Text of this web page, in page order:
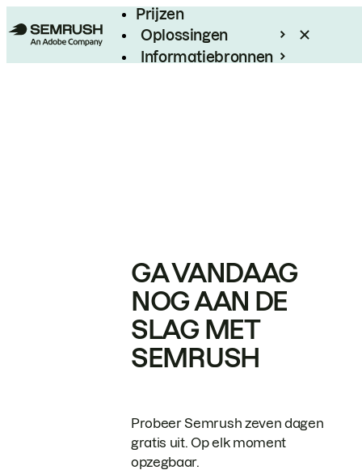
Prijzen
Oplossingen
Informatiebronnen
GA VANDAAG
NOG AAN DE
SLAG MET
SEMRUSH
Probeer Semrush zeven dagen
gratis uit. Op elk moment
opzegbaar.